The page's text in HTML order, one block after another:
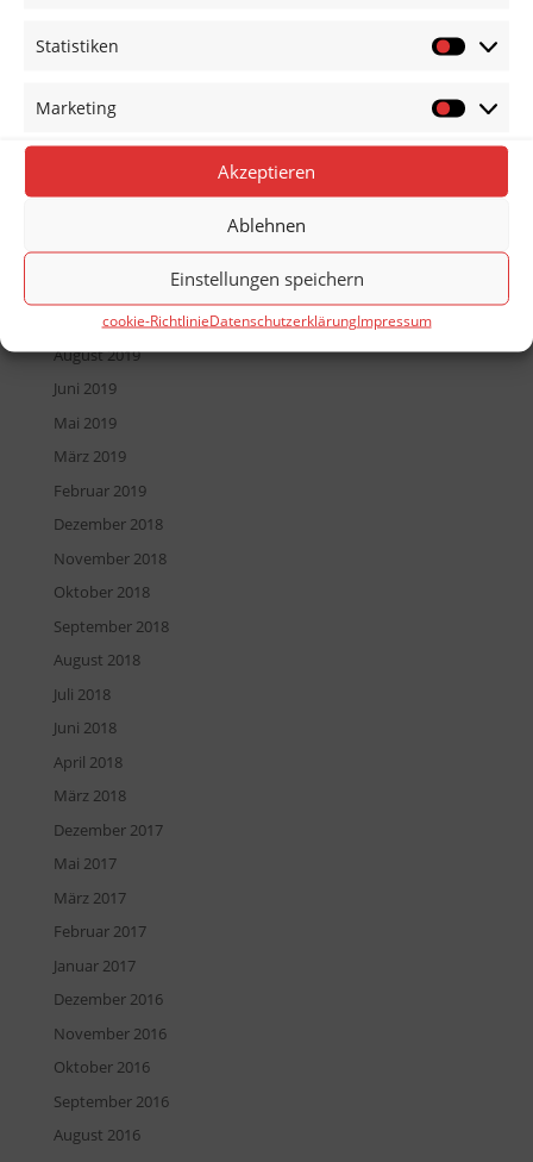
Statistiken
Marketing
Akzeptieren
Ablehnen
Einstellungen speichern
cookie-RichtlinieDatenschutzerklärungImpressum
September 2020
Juli 2020
Juni 2020
November 2019
September 2019
August 2019
Juni 2019
Mai 2019
März 2019
Februar 2019
Dezember 2018
November 2018
Oktober 2018
September 2018
August 2018
Juli 2018
Juni 2018
April 2018
März 2018
Dezember 2017
Mai 2017
März 2017
Februar 2017
Januar 2017
Dezember 2016
November 2016
Oktober 2016
September 2016
August 2016